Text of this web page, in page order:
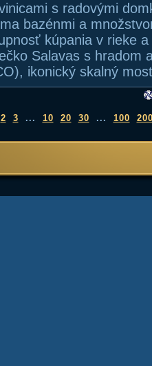
s radovými
bazénmi a
kúpania v rieke
Salavas s hradom
ikonický skalný
2 3 ... 10 20 30 ... 100